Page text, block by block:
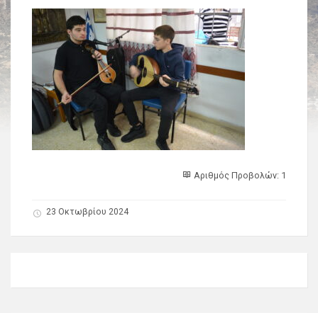
Αριθμός Προβολών: 1
23 Οκτωβρίου 2024